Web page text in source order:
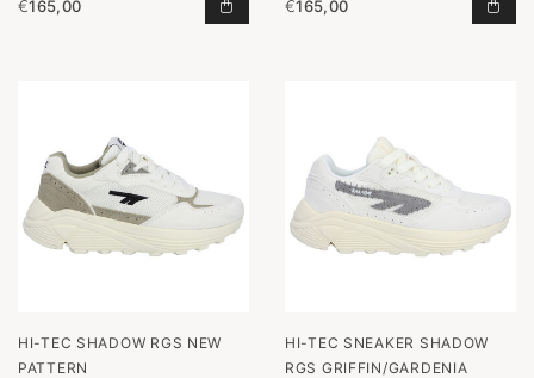
€165,00 SNEAKER SHADOW RGS
€165,00
HI-TEC SHADOW RGS NEW
PATTERN
HI-TEC SNEAKER SHADOW
RGS GRIFFIN/GARDENIA